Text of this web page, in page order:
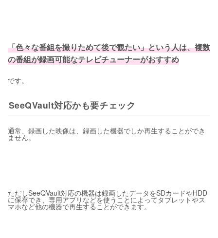
「色々な番組を撮りためて後で観たい」という人は、複数
の番組が録画可能なテレビチューナーがおすすめ
です。
SeeQVault対応かも要チェック
通常、録画した映像は、録画した機器でしか再生することができ
ません。
ただしSeeQVault対応の機器は録画したデータをSDカードやHDD
に保存でき、専用アプリなどを使うことによってタブレットやス
マホなど他の機器で再生することができます。